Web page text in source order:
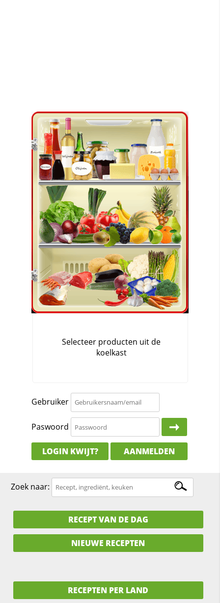
Gebruiker
Paswoord
LOGIN KWIJT? AANMELDEN
Zoek naar:
RECEPT VAN DE DAG
NIEUWE RECEPTEN
RECEPTEN PER LAND